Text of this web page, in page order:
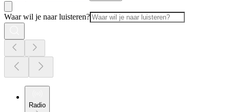
Waar wil je naar luisteren?
Radio